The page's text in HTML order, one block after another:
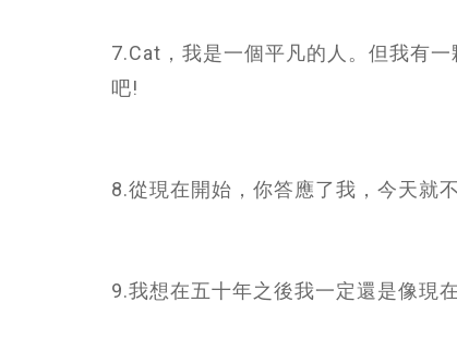
7.Cat，我是一個平凡的人。但我有
吧!
8.從現在開始，你答應了我，今天就
9.我想在五十年之後我一定還是像現